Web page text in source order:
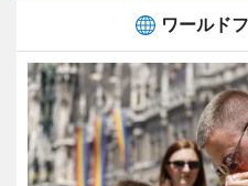
ワールド